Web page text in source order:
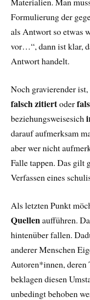
Formulierung der
als Antwort so etwas
vor…“, dann ist klar,
Antwort handelt.
Noch gravierender
falsch zitiertoder
beziehungsweisesich
darauf aufmerksam
aber wer nicht
Falle tappen. Das gilt
Verfassen eines
Als letzten Punkt
Quellenaufführen.
hintenüber fallen.
anderer Menschen
Autoren*innen, deren
beklagen diesen
unbedingt behoben